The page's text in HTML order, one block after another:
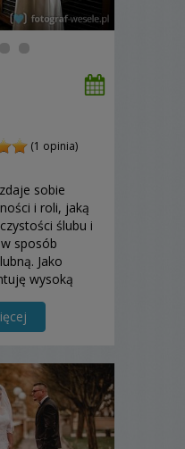
(1 opinia)
sobie
i roli, jaką
ślubu i
sposób
Jako
wysoką